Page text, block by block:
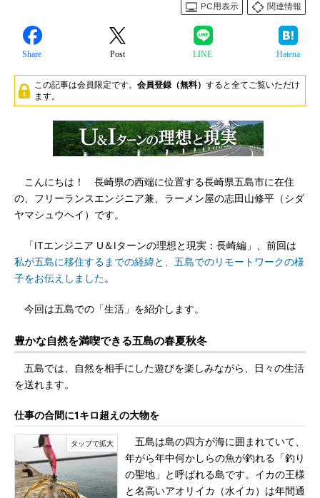
PC用表示
関連情報
Share Post LINE Hatena
この記事は会員限定です。 会員登録（無料） すると全てご覧いただけ
ます。
こんにちは！ 長崎県の西端に位置する長崎県五島市に在住
の、フリーランスエンジニア兼、ラーメン屋の志田山修平（シダ
ヤマシュウヘイ）です。
「ITエンジニア U＆Iターンの理想と現実：長崎編」、前回は
私が五島に移住するまでの経緯と、五島でのリモートワークの様
子をお伝えしました。
今回は五島での「生活」を紹介します。
豊かな自然を満喫できる五島の春夏秋冬
五島では、自然を相手にした遊びを楽しみながら、日々の生活
を送れます。
仕事の合間に1キロ超えの大物を
五島は島の四方が海に囲まれていて、
年がら年中何かしらの魚が釣れる「釣り
の聖地」と呼ばれる島です。イカの王様
と名高いアオリイカ（水イカ）は年間通